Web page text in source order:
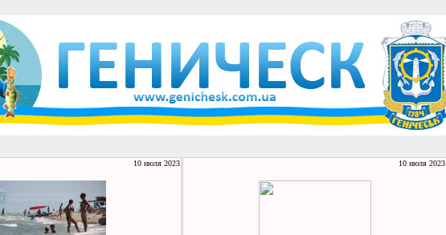
10 июля 2023 10 июля 2023